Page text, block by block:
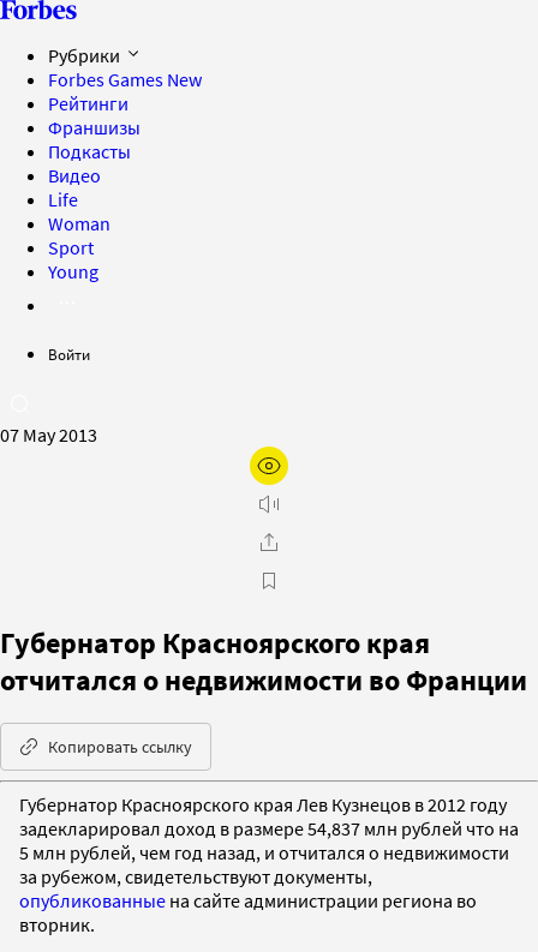
Рубрики
Forbes Games New
Рейтинги
Франшизы
Подкасты
Видео
Life
Woman
Sport
Young
Войти
07 May 2013
Губернатор Красноярского края
отчитался о недвижимости во Франции
Копировать ссылку
Губернатор Красноярского края Лев Кузнецов в 2012 году
задекларировал доход в размере 54,837 млн рублей что на
5 млн рублей, чем год назад, и отчитался о недвижимости
за рубежом, свидетельствуют документы,
опубликованные на сайте администрации региона во
вторник.